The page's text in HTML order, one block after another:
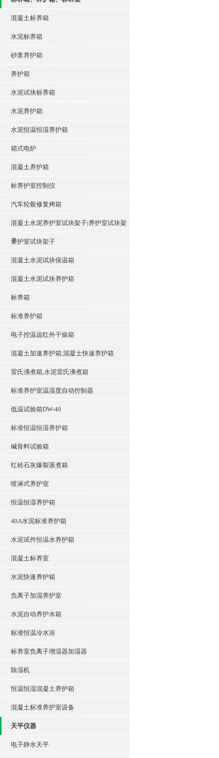
混凝土标养箱
水泥标养箱
砂浆养护箱
养护箱
水泥试块标养箱
水泥养护箱
水泥恒温恒湿养护箱
箱式电炉
混凝土养护箱
标养护室控制仪
汽车轮毂修复烤箱
混凝土水泥养护室试块架子|养护室试块架
子
养护室试块架子
混凝土水泥试块保温箱
混凝土水泥试块养护箱
标养箱
标准养护箱
电子控温远红外干燥箱
混凝土加速养护箱,混凝土快速养护箱
雷氏沸煮箱,水泥雷氏沸煮箱
标准养护室温湿度自动控制器
低温试验箱DW-40
标准恒温恒湿养护箱
碱骨料试验箱
红砖石灰爆裂蒸煮箱
喷淋式养护室
恒温恒湿养护箱
40A水泥标准养护箱
水泥试件恒温水养护箱
混凝土标养室
水泥快速养护箱
负离子加湿养护室
水泥自动养护水箱
标准恒温冷水浴
标养室负离子增湿器加湿器
除湿机
恒温恒湿混凝土养护箱
混凝土标准养护室设备
天平仪器
电子静水天平